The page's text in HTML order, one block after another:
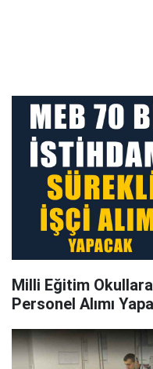
Milli Eğitim
Personel Alımı